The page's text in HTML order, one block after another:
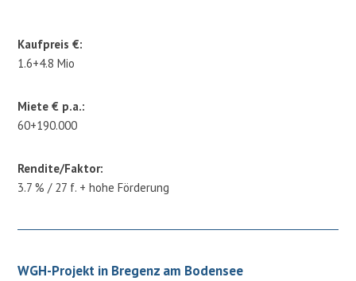
Kaufpreis €:
1.6+4.8 Mio
Miete € p.a.:
60+190.000
Rendite/Faktor:
3.7 % / 27 f. + hohe Förderung
WGH-Projekt in Bregenz am Bodensee